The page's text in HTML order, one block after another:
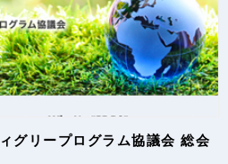
グリープログラム協議会 総会